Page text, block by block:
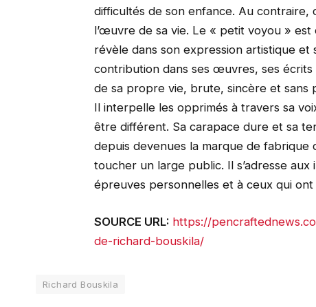
difficultés de son enfance. Au contraire,
l’œuvre de sa vie. Le « petit voyou »
révèle dans son expression artistique
contribution dans ses œuvres, ses
de sa propre vie, brute, sincère et sans
Il interpelle les opprimés à travers sa
être différent. Sa carapace dure et sa
depuis devenues la marque de
toucher un large public. Il s’adresse
épreuves personnelles et à ceux qui
SOURCE URL: https://
de-richard-bouskila/
Richard Bouskila